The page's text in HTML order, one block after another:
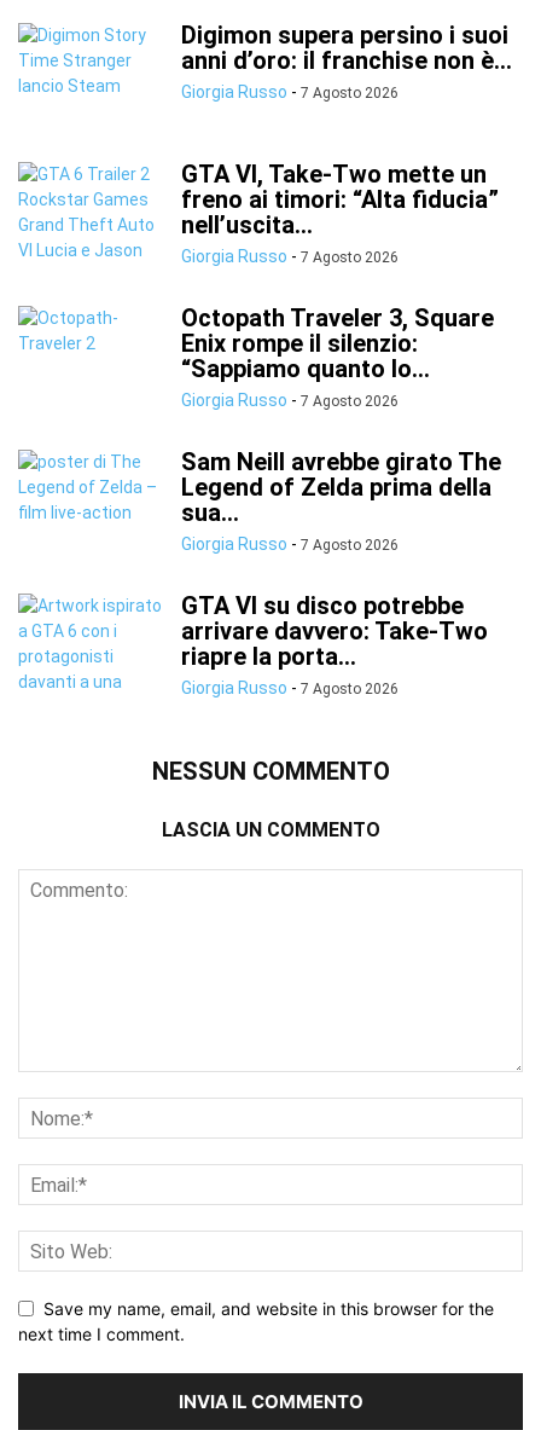
Digimon supera persino i suoi
anni d’oro: il franchise non è...
Giorgia Russo - 7 Agosto 2026
GTA VI, Take-Two mette un
freno ai timori: “Alta fiducia”
nell’uscita...
Giorgia Russo - 7 Agosto 2026
Octopath Traveler 3, Square
Enix rompe il silenzio:
“Sappiamo quanto lo...
Giorgia Russo - 7 Agosto 2026
Sam Neill avrebbe girato The
Legend of Zelda prima della
sua...
Giorgia Russo - 7 Agosto 2026
GTA VI su disco potrebbe
arrivare davvero: Take-Two
riapre la porta...
Giorgia Russo - 7 Agosto 2026
NESSUN COMMENTO
LASCIA UN COMMENTO
Save my name, email, and website in this browser for the
next time I comment.